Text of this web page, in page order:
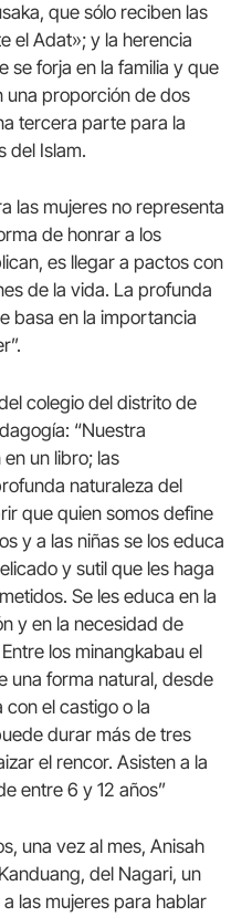
que sólo reciben las
el Adat»; y la herencia
se forja en la familia y que
una proporción de dos
tercera parte para la
del Islam.
las mujeres no representa
de honrar a los
es llegar a pactos con
de la vida. La profunda
basa en la importancia
colegio del distrito de
“Nuestra
un libro; las
naturaleza del
que quien somos define
y a las niñas se los educa
y sutil que les haga
Se les educa en la
y en la necesidad de
los minangkabau el
una forma natural, desde
el castigo o la
durar más de tres
el rencor. Asisten a la
entre 6 y 12 años”
una vez al mes, Anisah
del Nagari, un
las mujeres para hablar